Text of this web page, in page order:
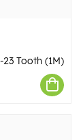
23 Tooth (1M)